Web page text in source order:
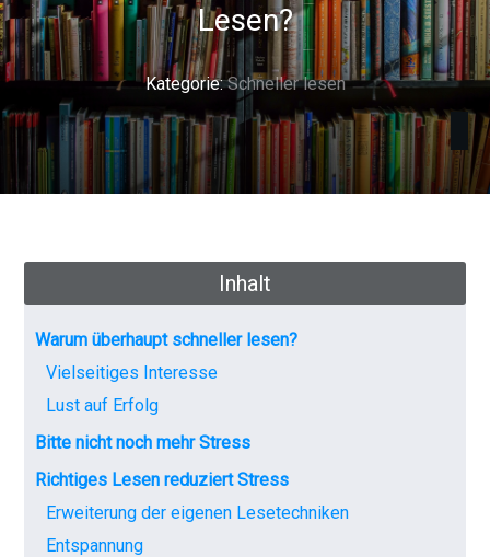
Lesen?
Kategorie:Schneller lesen
Inhalt
Warum überhaupt schneller lesen?
Vielseitiges Interesse
Lust auf Erfolg
Bitte nicht noch mehr Stress
Richtiges Lesen reduziert Stress
Erweiterung der eigenen Lesetechniken
Entspannung